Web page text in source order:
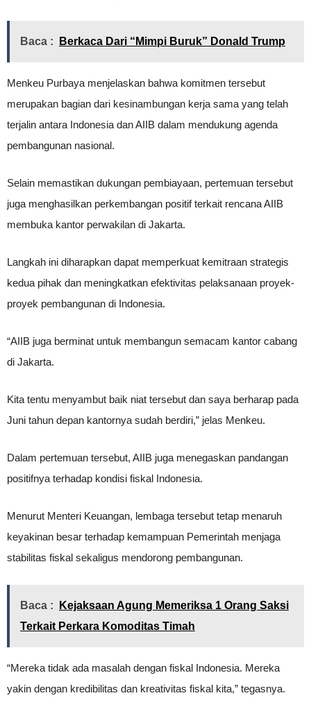
Baca : Berkaca Dari “Mimpi Buruk” Donald Trump
Menkeu Purbaya menjelaskan bahwa komitmen tersebut
merupakan bagian dari kesinambungan kerja sama yang telah
terjalin antara Indonesia dan AIIB dalam mendukung agenda
pembangunan nasional.
Selain memastikan dukungan pembiayaan, pertemuan tersebut
juga menghasilkan perkembangan positif terkait rencana AIIB
membuka kantor perwakilan di Jakarta.
Langkah ini diharapkan dapat memperkuat kemitraan strategis
kedua pihak dan meningkatkan efektivitas pelaksanaan proyek-
proyek pembangunan di Indonesia.
“AIIB juga berminat untuk membangun semacam kantor cabang
di Jakarta.
Kita tentu menyambut baik niat tersebut dan saya berharap pada
Juni tahun depan kantornya sudah berdiri,” jelas Menkeu.
Dalam pertemuan tersebut, AIIB juga menegaskan pandangan
positifnya terhadap kondisi fiskal Indonesia.
Menurut Menteri Keuangan, lembaga tersebut tetap menaruh
keyakinan besar terhadap kemampuan Pemerintah menjaga
stabilitas fiskal sekaligus mendorong pembangunan.
Baca :
Kejaksaan Agung Memeriksa 1 Orang Saksi
Terkait Perkara Komoditas Timah
“Mereka tidak ada masalah dengan fiskal Indonesia. Mereka
yakin dengan kredibilitas dan kreativitas fiskal kita,” tegasnya.